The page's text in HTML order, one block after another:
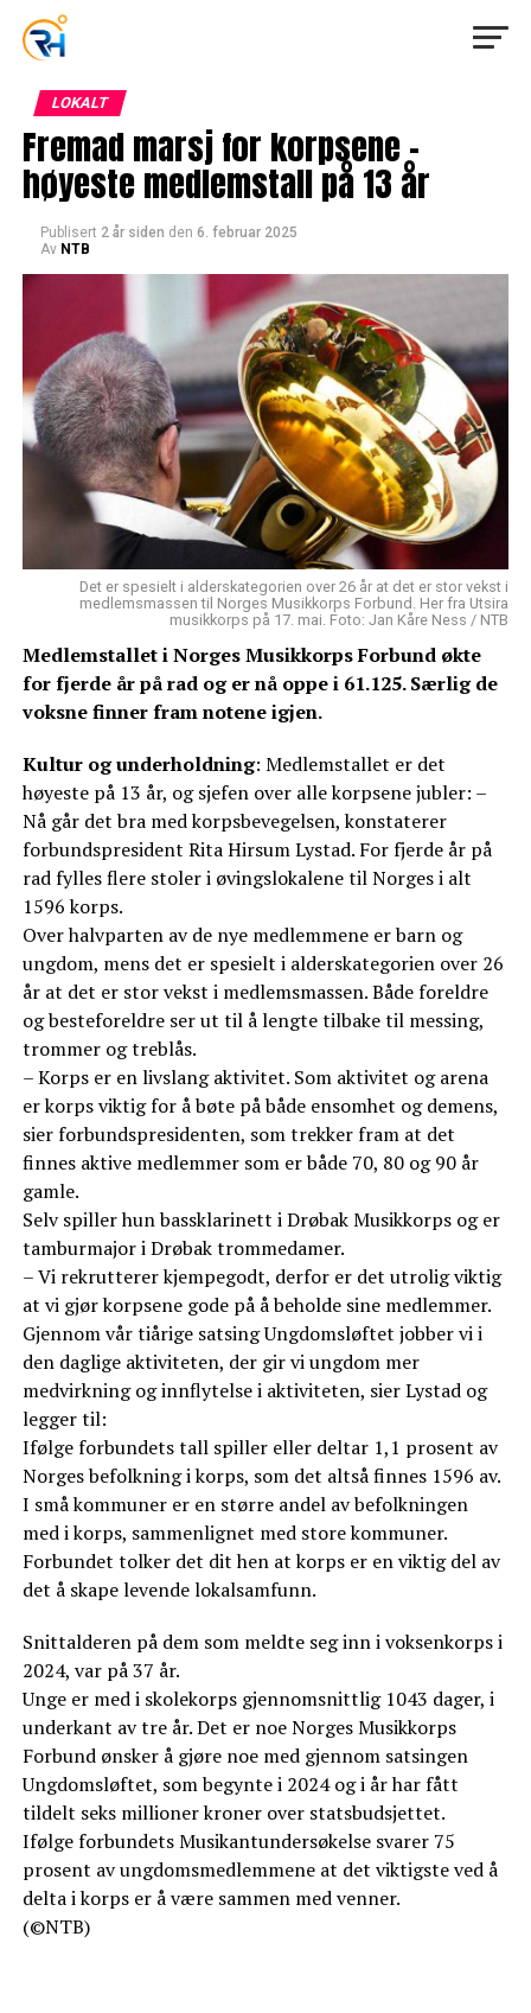
LOKALT
Fremad marsj for korpsene –
høyeste medlemstall på 13 år
Publisert 2 år siden den 6. februar 2025
Av NTB
Det er spesielt i alderskategorien over 26 år at det er stor vekst i
medlemsmassen til Norges Musikkorps Forbund. Her fra Utsira
musikkorps på 17. mai. Foto: Jan Kåre Ness / NTB
Medlemstallet i Norges Musikkorps Forbund økte
for fjerde år på rad og er nå oppe i 61.125. Særlig de
voksne finner fram notene igjen.
Kultur og underholdning: Medlemstallet er det
høyeste på 13 år, og sjefen over alle korpsene jubler: –
Nå går det bra med korpsbevegelsen, konstaterer
forbundspresident Rita Hirsum Lystad. For fjerde år på
rad fylles flere stoler i øvingslokalene til Norges i alt
1596 korps.
Over halvparten av de nye medlemmene er barn og
ungdom, mens det er spesielt i alderskategorien over 26
år at det er stor vekst i medlemsmassen. Både foreldre
og besteforeldre ser ut til å lengte tilbake til messing,
trommer og treblås.
– Korps er en livslang aktivitet. Som aktivitet og arena
er korps viktig for å bøte på både ensomhet og demens,
sier forbundspresidenten, som trekker fram at det
finnes aktive medlemmer som er både 70, 80 og 90 år
gamle.
Selv spiller hun bassklarinett i Drøbak Musikkorps og er
tamburmajor i Drøbak trommedamer.
– Vi rekrutterer kjempegodt, derfor er det utrolig viktig
at vi gjør korpsene gode på å beholde sine medlemmer.
Gjennom vår tiårige satsing Ungdomsløftet jobber vi i
den daglige aktiviteten, der gir vi ungdom mer
medvirkning og innflytelse i aktiviteten, sier Lystad og
legger til:
Ifølge forbundets tall spiller eller deltar 1,1 prosent av
Norges befolkning i korps, som det altså finnes 1596 av.
I små kommuner er en større andel av befolkningen
med i korps, sammenlignet med store kommuner.
Forbundet tolker det dit hen at korps er en viktig del av
det å skape levende lokalsamfunn.
Snittalderen på dem som meldte seg inn i voksenkorps i
2024, var på 37 år.
Unge er med i skolekorps gjennomsnittlig 1043 dager, i
underkant av tre år. Det er noe Norges Musikkorps
Forbund ønsker å gjøre noe med gjennom satsingen
Ungdomsløftet, som begynte i 2024 og i år har fått
tildelt seks millioner kroner over statsbudsjettet.
Ifølge forbundets Musikantundersøkelse svarer 75
prosent av ungdomsmedlemmene at det viktigste ved å
delta i korps er å være sammen med venner.
(©NTB)